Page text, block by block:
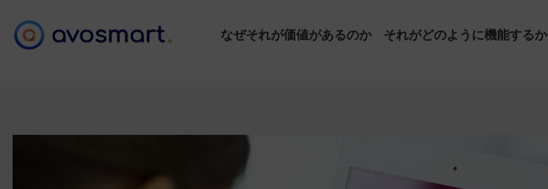
なぜそれが価値があるのか それがどのように機能するか